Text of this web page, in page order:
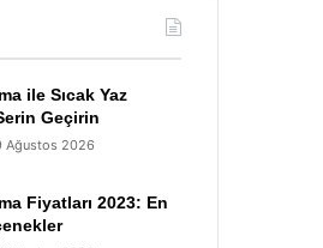
ile Sıcak Yaz
Geçirin
Ağustos 2026
Fiyatları 2023: En